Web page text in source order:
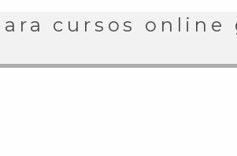
cursos online